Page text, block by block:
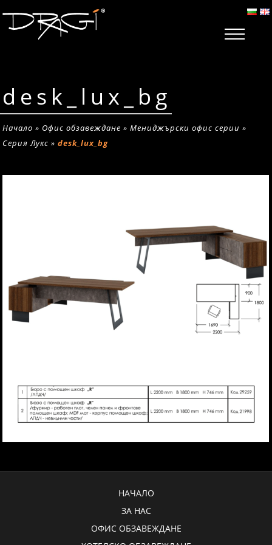
desk_lux_bg
Начало » Офис обзавеждане »Мениджърски офис серии »
Серия Лукс »desk_lux_bg
НАЧАЛО
ЗА НАС
ОФИС ОБЗАВЕЖДАНЕ